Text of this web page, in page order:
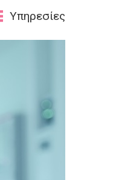
Υπηρεσίες